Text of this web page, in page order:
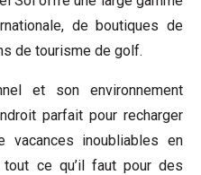
de boutiques de
de tourisme de golf.
et son environnement
parfait pour recharger
inoubliables en
ce qu’il faut pour des